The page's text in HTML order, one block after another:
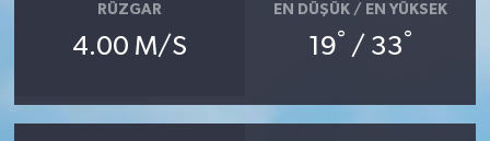
RÜZGAR
4.00 M/S
EN DÜŞÜK / EN YÜKSEK
19° / 33°